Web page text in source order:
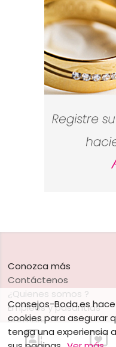
Conozca más
Contáctenos
¿Quienes somos ?
Empleos y pasantías
Partners
Condiciones legales
Consejos-Boda.es
cookies para asegurar
tenga una experiencia